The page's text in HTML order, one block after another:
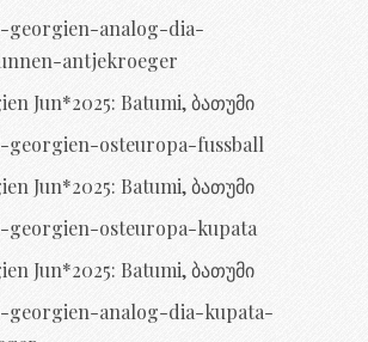
Jun*2025: Batumi, ბათუმი
Jun*2025: Batumi, ბათუმი
Jun*2025: Batumi, ბათუმი